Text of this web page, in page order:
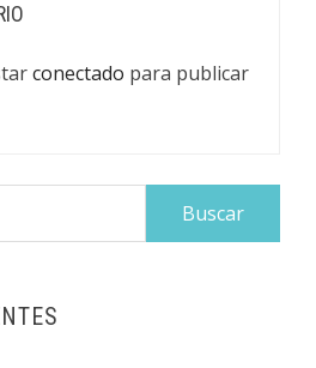
conectado para publicar